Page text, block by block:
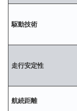
駆動技術
走行安定性
航続距離